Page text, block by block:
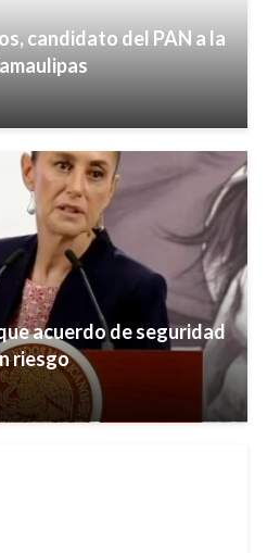
candidato del PAN a la
acuerdo de seguridad
riesgo